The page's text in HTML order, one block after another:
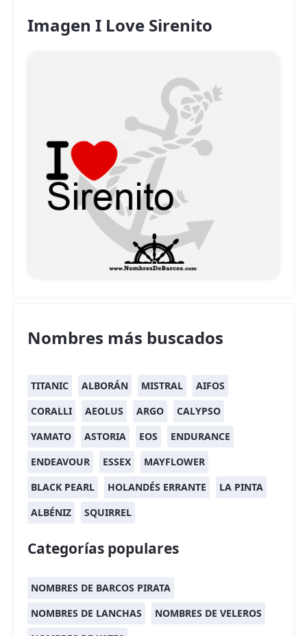
Imagen I Love Sirenito
Nombres más buscados
TITANIC ALBORÁN MISTRAL
AIFOS
CORALLI
AEOLUS ARGO
CALYPSO
YAMATO
ASTORIA EOS
ENDURANCE
ENDEAVOUR
ESSEX
MAYFLOWER
BLACK PEARL
HOLANDÉS ERRANTE
LA PINTA
ALBÉNIZ
SQUIRREL
Categorías populares
NOMBRES DE BARCOS PIRATA
NOMBRES DE LANCHAS
NOMBRES DE VELEROS